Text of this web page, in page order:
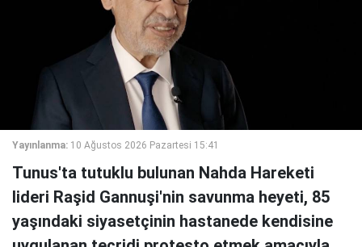
Yayınlanma: 10 Ağustos 2026 Pazartesi 15:41
Tunus'ta tutuklu bulunan Nahda Hareketi
lideri Raşid Gannuşi'nin savunma heyeti, 85
yaşındaki siyasetçinin hastanede kendisine